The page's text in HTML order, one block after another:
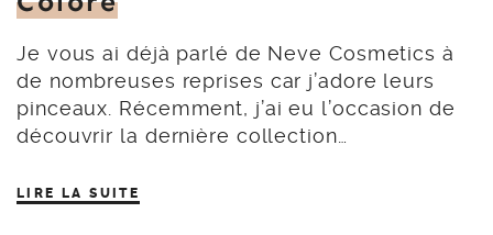
Je vous ai déjà parlé de Neve Cosmetics à
de nombreuses reprises car j’adore leurs
pinceaux. Récemment, j’ai eu l’occasion de
découvrir la dernière collection…
LIRE LA SUITE